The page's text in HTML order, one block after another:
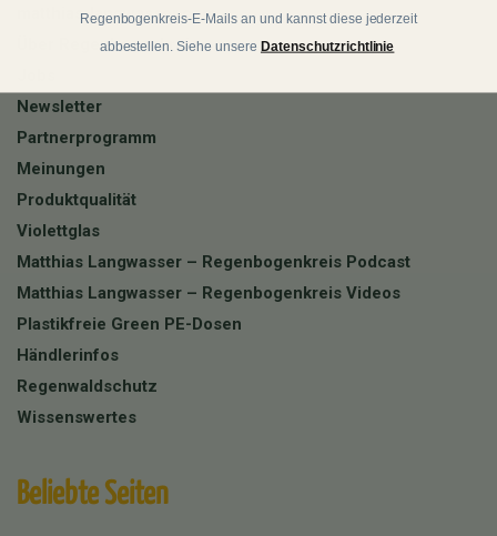
matthias-langwasser.com
Über Regenbogenkreis
Newsletter
Partnerprogramm
Meinungen
Produktqualität
Violettglas
Matthias Langwasser – Regenbogenkreis Podcast
Matthias Langwasser – Regenbogenkreis Videos
Plastikfreie Green PE-Dosen
Händlerinfos
Regenwaldschutz
Wissenswertes
Beliebte Seiten
Regenbogenkreis-E-Mails an und kannst diese jederzeit
abbestellen. Siehe unsere Datenschutzrichtlinie